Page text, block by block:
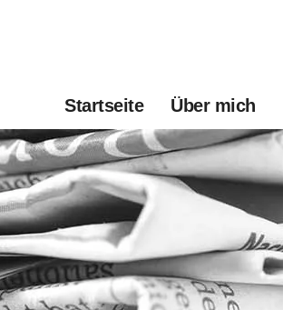
Startseite Über mich